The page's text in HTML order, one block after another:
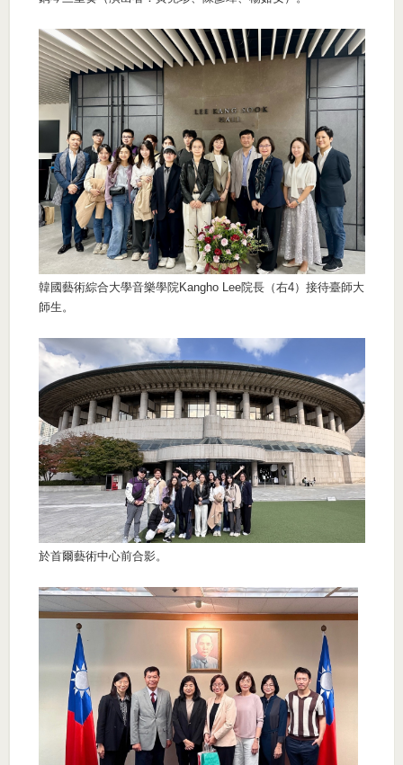
韓國藝術綜合大學音樂學院Kangho Lee院長（右4）接待臺師大
師生。
於首爾藝術中心前合影。